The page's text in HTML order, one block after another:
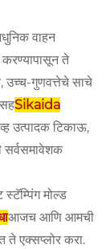
वाहन
करण्यापासून ते
उच्च-गुणवत्तेचे साचे
Sikaida
उत्पादक टिकाऊ,
सर्वसमावेशक
स्टॅम्पिंग मोल्ड
आजच आणि आमची
ते एक्सप्लोर करा.